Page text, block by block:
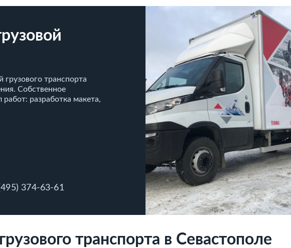
транспорта
Собственное
разработка макета,
374-63-61
транспорта в Севастополе